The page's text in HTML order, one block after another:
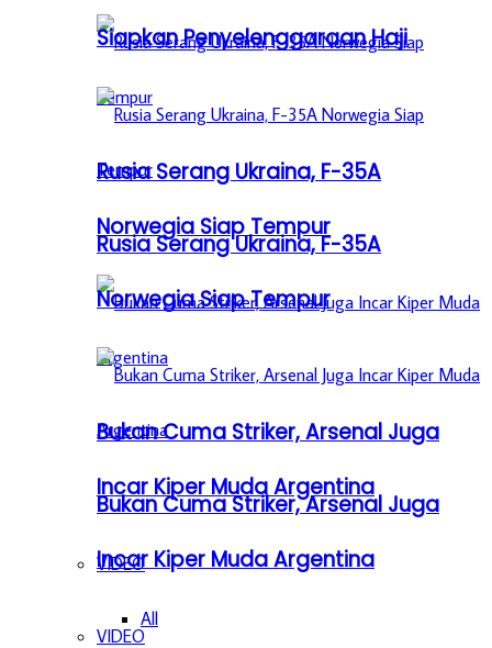
Rusia Serang Ukraina, F-35A
Norwegia Siap Tempur
Bukan Cuma Striker, Arsenal Juga
Incar Kiper Muda Argentina
VIDEO
All
Siapkan Penyelenggaraan Haji
Rusia Serang Ukraina, F-35A
Norwegia Siap Tempur
Bukan Cuma Striker, Arsenal Juga
Incar Kiper Muda Argentina
VIDEO